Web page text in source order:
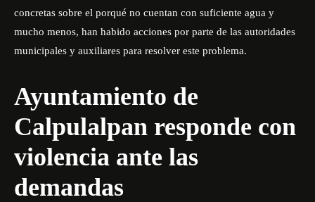
concretas sobre el porqué no cuentan con suficiente agua y
mucho menos, han habido acciones por parte de las autoridades
municipales y auxiliares para resolver este problema.
Ayuntamiento de
Calpulalpan responde con
violencia ante las
demandas